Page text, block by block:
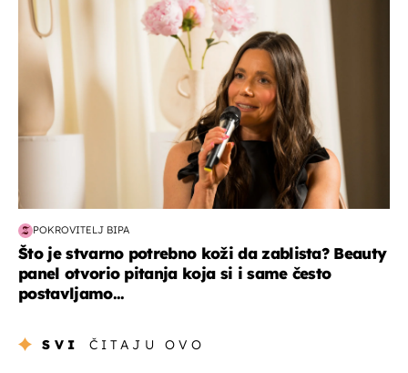
POKROVITELJ BIPA
Što je stvarno potrebno koži da zablista? Beauty
panel otvorio pitanja koja si i same često
postavljamo...
SVI ČITAJU OVO